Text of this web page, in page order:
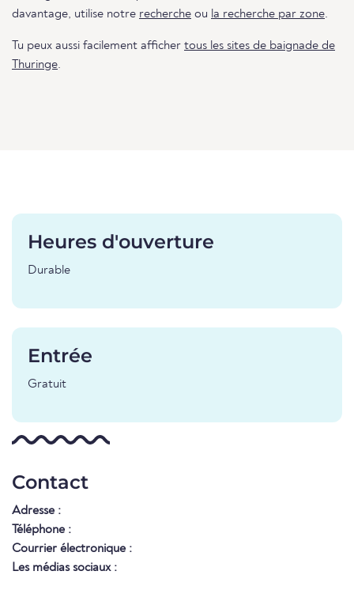
davantage, utilise notre recherche ou la recherche par zone.
Tu peux aussi facilement afficher tous les sites de baignade de
Thuringe.
Heures d'ouverture
Durable
Entrée
Gratuit
Contact
Adresse :
Téléphone :
Courrier électronique :
Les médias sociaux :